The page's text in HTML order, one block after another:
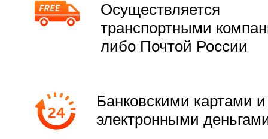
Осуществляется
транспортными
либо Почтой России
Банковскими картами и
электронными